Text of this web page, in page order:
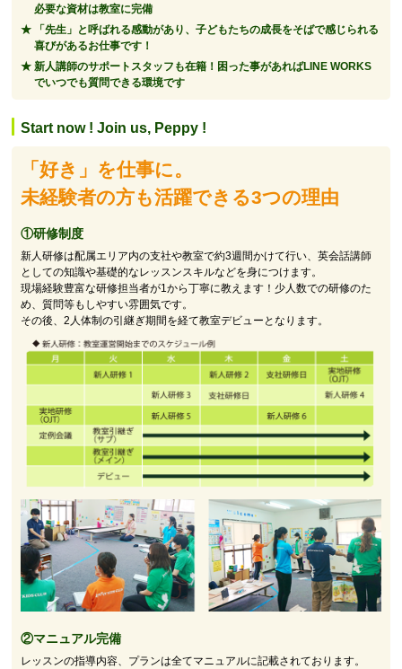
必要な資材は教室に完備
「先生」と呼ばれる感動があり、子どもたちの成長をそばで感じられる
喜びがあるお仕事です！
新人講師のサポートスタッフも在籍！困った事があればLINE WORKS
でいつでも質問できる環境です
Start now ! Join us, Peppy !
「好き」を仕事に。
未経験者の方も活躍できる3つの理由
①研修制度
新人研修は配属エリア内の支社や教室で約3週間かけて行い、英会話講師
としての知識や基礎的なレッスンスキルなどを身につけます。
現場経験豊富な研修担当者が1から丁寧に教えます！少人数での研修のた
め、質問等もしやすい雰囲気です。
その後、2人体制の引継ぎ期間を経て教室デビューとなります。
②マニュアル完備
レッスンの指導内容、プランは全てマニュアルに記載されております。